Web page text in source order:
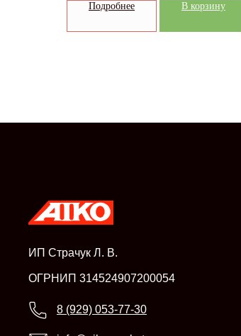
Подробнее В корзину
ИП Страчук Л. В.
ОГРНИП 314524907200054
8 (929) 053-77-30